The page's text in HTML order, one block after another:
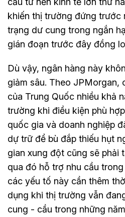
khiến thị trường đứng trước
trạng dư cung trong ngắn
gián đoạn trước đây đồng
Dù vậy, ngân hàng này
giảm sâu. Theo JPMorgan,
của Trung Quốc nhiều khả
trường khi điều kiện phù
quốc gia và doanh nghiệp
dự trữ để bù đắp thiếu hụt
gian xung đột cũng sẽ phải
qua đó hỗ trợ nhu cầu
các yếu tố này cần thêm
dụng khi thị trường vẫn
cung - cầu trong những